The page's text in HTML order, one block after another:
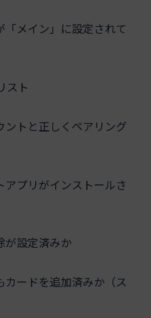
メイン」に設定されて
スト
ントと正しくペアリング
プリがインストールさ
が設定済みか
ードを追加済みか（ス